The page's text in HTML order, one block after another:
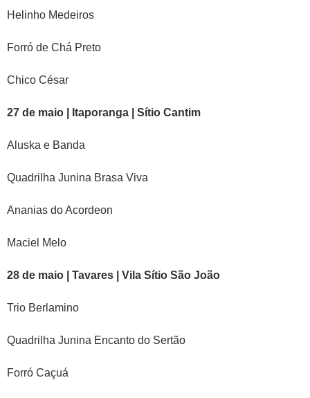
Helinho Medeiros
Forró de Chá Preto
Chico César
27 de maio | Itaporanga | Sítio Cantim
Aluska e Banda
Quadrilha Junina Brasa Viva
Ananias do Acordeon
Maciel Melo
28 de maio | Tavares | Vila Sítio São João
Trio Berlamino
Quadrilha Junina Encanto do Sertão
Forró Caçuá